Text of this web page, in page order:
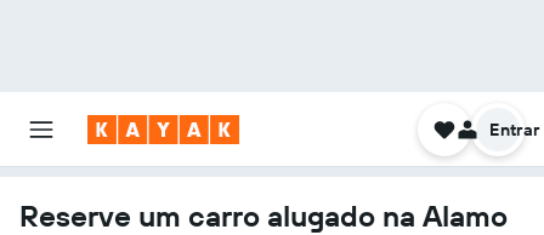
Entrar
Reserve um carro alugado na Alamo